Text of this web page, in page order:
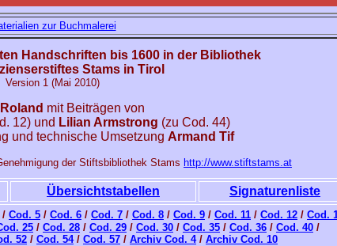
zur Buchmalerei
Handschriften bis 1600 in der Bibliothek
Stams in Tirol
Version 1 (Mai 2010)
mit Beiträgen von
12) und Lilian Armstrong (zu Cod. 44)
und technische Umsetzung Armand Tif
der Stiftsbibliothek Stams http://www.stiftstams.at
Übersichtstabellen
Signaturenliste
/ Cod. 5 / Cod. 6 / Cod. 7 / Cod. 8 / Cod. 9 / Cod. 11 / Cod. 12 / Cod.
25 / Cod. 28 / Cod. 29 / Cod. 30 / Cod. 35 / Cod. 36 / Cod. 40 /
52 / Cod. 54/ Cod. 57 / Archiv Cod. 4/ Archiv Cod. 10